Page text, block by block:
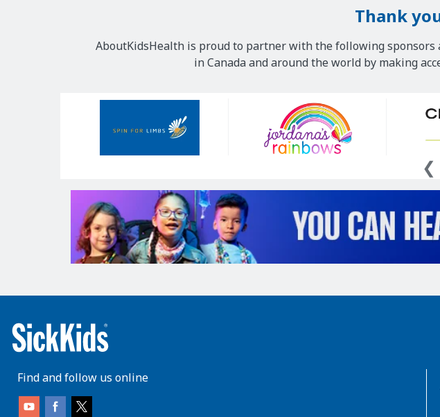
Thank
AboutKidsHealth is proud to partner with the following
in Canada and around the world by making
Find and follow us online